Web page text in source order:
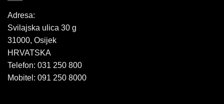
Adresa:
Svilajska ulica 30 g
31000, Osijek
HRVATSKA
Telefon: 031 250 800
Mobitel: 091 250 8000